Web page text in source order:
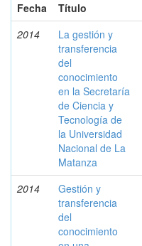
Fecha
Título
2014
La gestión y
transferencia
del
conocimiento
en la Secretaría
de Ciencia y
Tecnología de
la Universidad
Nacional de La
Matanza
2014
Gestión y
transferencia
del
conocimiento